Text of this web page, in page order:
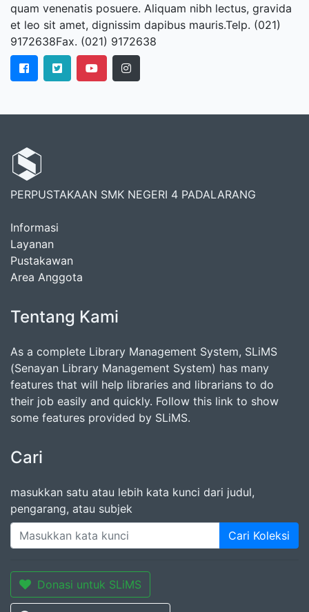
quam venenatis posuere. Aliquam nibh lectus, gravida
et leo sit amet, dignissim dapibus mauris.Telp. (021)
9172638Fax. (021) 9172638
PERPUSTAKAAN SMK NEGERI 4 PADALARANG
Informasi
Layanan
Pustakawan
Area Anggota
Tentang Kami
As a complete Library Management System, SLiMS
(Senayan Library Management System) has many
features that will help libraries and librarians to do
their job easily and quickly. Follow this link to show
some features provided by SLiMS.
Cari
masukkan satu atau lebih kata kunci dari judul,
pengarang, atau subjek
Cari Koleksi
Donasi untuk SLiMS